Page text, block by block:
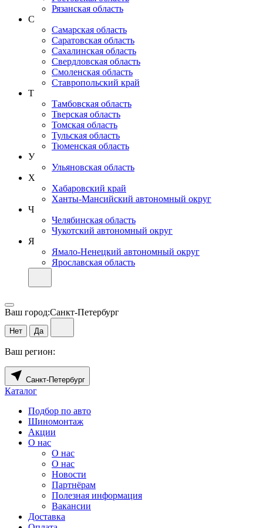
Рязанская область
С
Самарская область
Саратовская область
Сахалинская область
Свердловская область
Смоленская область
Ставропольский край
Т
Тамбовская область
Тверская область
Томская область
Тульская область
Тюменская область
У
Ульяновская область
Х
Хабаровский край
Ханты-Мансийский автономный округ
Ч
Челябинская область
Чукотский автономный округ
Я
Ямало-Ненецкий автономный округ
Ярославская область
Ваш город:Санкт-Петербург
Нет Да
Ваш регион:
Санкт-Петербург
Каталог
Подбор по авто
Шиномонтаж
Акции
О нас
О нас
О нас
Новости
Партнёрам
Полезная информация
Вакансии
Доставка